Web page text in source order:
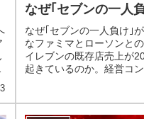
なぜ｢セブンの一人
なぜ｢セブンの一人負け｣
なファミマとローソンと
イレブンの既存店売上が
起きているのか。経営コ